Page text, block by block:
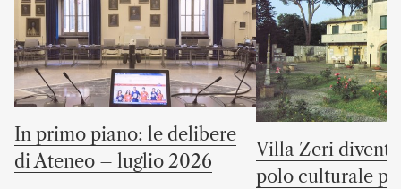
In primo piano: le delibere
di Ateneo – luglio 2026
Villa Zeri
polo culturale